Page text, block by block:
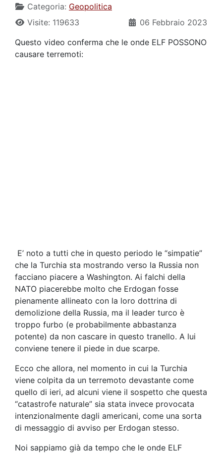
Categoria: Geopolitica
06 Febbraio 2023
Visite: 119633
Questo video conferma che le onde ELF POSSONO
causare terremoti:
E’ noto a tutti che in questo periodo le “simpatie”
che la Turchia sta mostrando verso la Russia non
facciano piacere a Washington. Ai falchi della
NATO piacerebbe molto che Erdogan fosse
pienamente allineato con la loro dottrina di
demolizione della Russia, ma il leader turco è
troppo furbo (e probabilmente abbastanza
potente) da non cascare in questo tranello. A lui
conviene tenere il piede in due scarpe.
Ecco che allora, nel momento in cui la Turchia
viene colpita da un terremoto devastante come
quello di ieri, ad alcuni viene il sospetto che questa
“catastrofe naturale” sia stata invece provocata
intenzionalmente dagli americani, come una sorta
di messaggio di avviso per Erdogan stesso.
Noi sappiamo già da tempo che le onde ELF